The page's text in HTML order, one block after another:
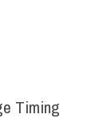
Timing